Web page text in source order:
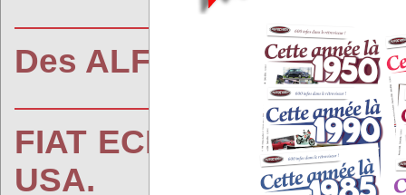
Des ALFA ROMEO
FIAT ECHAPPE aux
USA.